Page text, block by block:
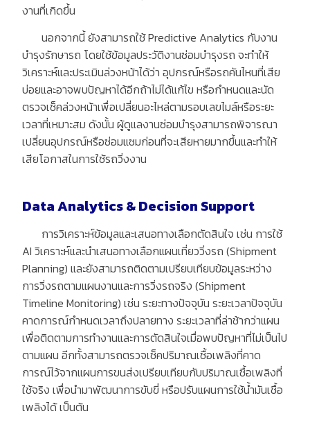
งานที่เกิดขึ้น
นอกจากนี้ ยังสามารถใช้ Predictive Analytics กับงาน
บำรุงรักษารถ โดยใช้ข้อมูลประวัติงานซ่อมบำรุงรถ จะทำให้
วิเคราะห์และประเมินล่วงหน้าได้ว่า อุปกรณ์หรือรถคันไหนที่เสีย
บ่อยและอาจพบปัญหาได้อีกถ้าไม่ได้แก้ไข หรือกำหนดและนัด
ตรวจเช็คล่วงหน้าเพื่อเปลี่ยนอะไหล่ตามรอบเลขไมล์หรือระยะ
เวลาที่เหมาะสม ดังนั้น ผู้ดูแลงานซ่อมบำรุงสามารถพิจารณา
เปลี่ยนอุปกรณ์หรือซ่อมแซมก่อนที่จะเสียหายมากขึ้นและทำให้
เสียโอกาสในการใช้รถวิ่งงาน
Data Analytics & Decision Support
การวิเคราะห์ข้อมูลและเสนอทางเลือกตัดสินใจ เช่น การใช้
AI วิเคราะห์และนำเสนอทางเลือกแผนเที่ยววิ่งรถ (Shipment
Planning) และยังสามารถติดตามเปรียบเทียบข้อมูลระหว่าง
การวิ่งรถตามแผนงานและการวิ่งรถจริง (Shipment
Timeline Monitoring) เช่น ระยะทางปัจจุบัน ระยะเวลาปัจจุบัน
คาดการณ์กำหนดเวลาถึงปลายทาง ระยะเวลาที่ล่าช้ากว่าแผน
เพื่อติดตามการทำงานและการตัดสินใจเมื่อพบปัญหาที่ไม่เป็นไป
ตามแผน อีกทั้งสามารถตรวจเช็คปริมาณเชื้อเพลิงที่คาด
การณ์ไว้จากแผนการขนส่งเปรียบเทียบกับปริมาณเชื้อเพลิงที่
ใช้จริง เพื่อนำมาพัฒนาการขับขี่ หรือปรับแผนการใช้น้ำมันเชื้อ
เพลิงได้ เป็นต้น